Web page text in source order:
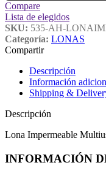
Compare
Lista de elegidos
SKU: 535-AH-
Categoría: LONAS
Compartir
Descripción
Información
Shipping &
Descripción
Lona Impermeable
INFORMACIÓN